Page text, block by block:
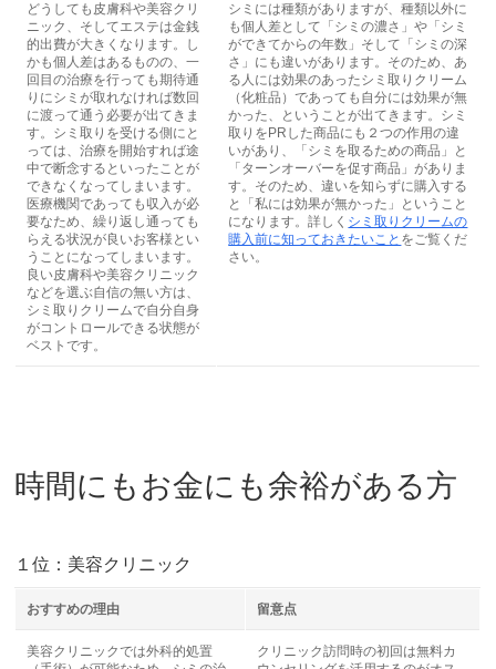
どうしても皮膚科や美容クリ
ニック、そしてエステは金銭
的出費が大きくなります。し
かも個人差はあるものの、一
回目の治療を行っても期待通
りにシミが取れなければ数回
に渡って通う必要が出てきま
す。シミ取りを受ける側にと
っては、治療を開始すれば途
中で断念するといったことが
できなくなってしまいます。
医療機関であっても収入が必
要なため、繰り返し通っても
らえる状況が良いお客様とい
うことになってしまいます。
良い皮膚科や美容クリニック
などを選ぶ自信の無い方は、
シミ取りクリームで自分自身
がコントロールできる状態が
ベストです。
シミには種類がありますが、種類以外に
も個人差として「シミの濃さ」や「シミ
ができてからの年数」そして「シミの深
さ」にも違いがあります。そのため、あ
る人には効果のあったシミ取りクリーム
（化粧品）であっても自分には効果が無
かった、ということが出てきます。シミ
取りをPRした商品にも２つの作用の違
いがあり、「シミを取るための商品」と
「ターンオーバーを促す商品」がありま
す。そのため、違いを知らずに購入する
と「私には効果が無かった」ということ
になります。詳しく シミ取りクリームの
購入前に知っておきたいこと をご覧くだ
さい。
時間にもお金にも余裕がある方
１位：美容クリニック
おすすめの理由 留意点
美容クリニックでは外科的処置
クリニック訪問時の初回は無料カ